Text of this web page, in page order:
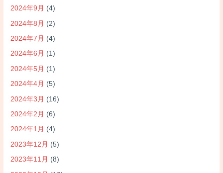
2024年9月 (4)
2024年8月 (2)
2024年7月 (4)
2024年6月 (1)
2024年5月 (1)
2024年4月 (5)
2024年3月 (16)
2024年2月 (6)
2024年1月 (4)
2023年12月 (5)
2023年11月 (8)